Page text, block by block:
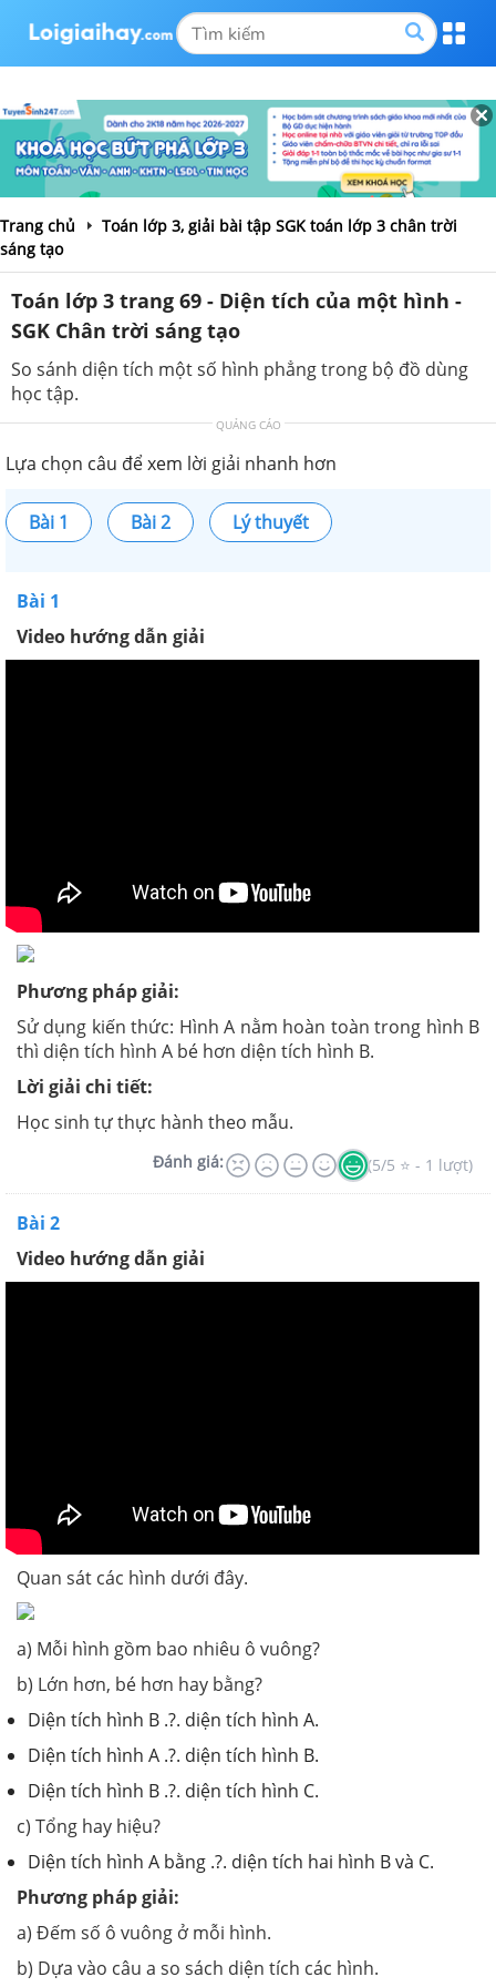
Trang chủ
Toán lớp 3, giải bài tập SGK toán lớp 3 chân trời
sáng tạo
Toán lớp 3 trang 69 - Diện tích của một hình -
SGK Chân trời sáng tạo
So sánh diện tích một số hình phẳng trong bộ đồ dùng
học tập.
QUẢNG CÁO
Lựa chọn câu để xem lời giải nhanh hơn
Bài 1 Bài 2 Lý thuyết
Bài 1
Video hướng dẫn giải
Phương pháp giải:
Sử dụng kiến thức: Hình A nằm hoàn toàn trong hình B
thì diện tích hình A bé hơn diện tích hình B.
Lời giải chi tiết:
Học sinh tự thực hành theo mẫu.
Đánh giá: (5/5 ⭐ - 1 lượt)
Bài 2
Video hướng dẫn giải
Quan sát các hình dưới đây.
a) Mỗi hình gồm bao nhiêu ô vuông?
b) Lớn hơn, bé hơn hay bằng?
Diện tích hình B .?. diện tích hình A.
Diện tích hình A .?. diện tích hình B.
Diện tích hình B .?. diện tích hình C.
c) Tổng hay hiệu?
Diện tích hình A bằng .?. diện tích hai hình B và C.
Phương pháp giải:
a) Đếm số ô vuông ở mỗi hình.
b) Dựa vào câu a so sách diện tích các hình.